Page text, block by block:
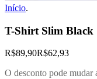
Início.
T-Shirt Slim Black
R$89,90R$62,93
O desconto pode mudar